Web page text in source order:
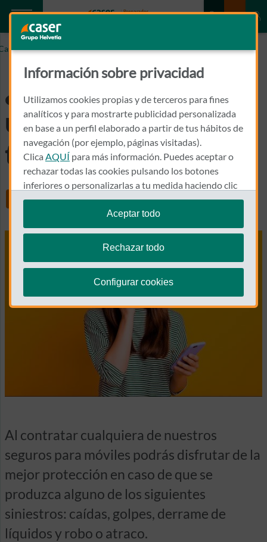
¿Por qué contratar un seguro para tu teléfono móvil?
¿Por qué contratar
un seguro para tu
teléfono móvil?
Share
Al contratar cualquiera de nuestros
seguros para móviles podrás disfrutar de la
mejor protección en caso de que se
produzca alguno de los siguientes
siniestros: caídas, golpes, derrame de
líquidos y robo o atraco.
Información sobre privacidad
Utilizamos cookies propias y de terceros para fines
analíticos y para mostrarte publicidad personalizada
en base a un perfil elaborado a partir de tus hábitos de
navegación (por ejemplo, páginas visitadas).
Clica AQUÍ para más información. Puedes aceptar o
rechazar todas las cookies pulsando los botones
inferiores o personalizarlas a tu medida haciendo clic
en"configurar cookies".
Te recordamos que puedes modificar tus ajustes de
cookies en cualquier momento en la sección
Aceptar todo
Rechazar todo
Configurar cookies